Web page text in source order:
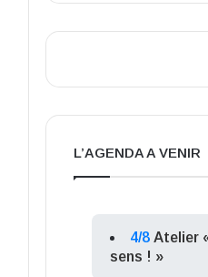
L’AGENDA A VENIR
4/8 Atelier
sens ! »